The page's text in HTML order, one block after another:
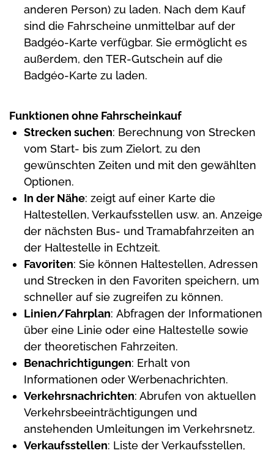
anderen Person) zu laden. Nach dem Kauf
sind die Fahrscheine unmittelbar auf der
Badgéo-Karte verfügbar. Sie ermöglicht es
außerdem, den TER-Gutschein auf die
Badgéo-Karte zu laden.
Funktionen ohne Fahrscheinkauf
Strecken suchen: Berechnung von Strecken
vom Start- bis zum Zielort, zu den
gewünschten Zeiten und mit den gewählten
Optionen.
In der Nähe: zeigt auf einer Karte die
Haltestellen, Verkaufsstellen usw. an. Anzeige
der nächsten Bus- und Tramabfahrzeiten an
der Haltestelle in Echtzeit.
Favoriten: Sie können Haltestellen, Adressen
und Strecken in den Favoriten speichern, um
schneller auf sie zugreifen zu können.
Linien/Fahrplan: Abfragen der Informationen
über eine Linie oder eine Haltestelle sowie
der theoretischen Fahrzeiten.
Benachrichtigungen: Erhalt von
Informationen oder Werbenachrichten.
Verkehrsnachrichten: Abrufen von aktuellen
Verkehrsbeeinträchtigungen und
anstehenden Umleitungen im Verkehrsnetz.
Verkaufsstellen: Liste der Verkaufsstellen,